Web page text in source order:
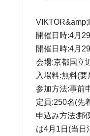
開催日時:4月
開催日時:4月
会場:京都国立
入場料:無料(
参加方法:事前
定員:250名(先
申込み方法:郵
は4月1日(当日